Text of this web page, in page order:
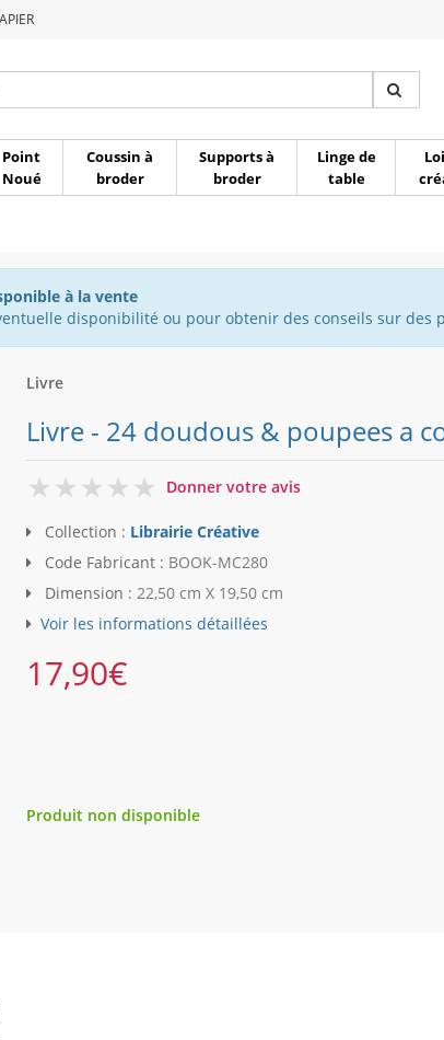
Point
Noué
Coussin à
broder
Supports à
broder
Linge de
table
à la vente
disponibilité ou pour obtenir des conseils sur des
Livre
Livre - 24 doudous & poupees a
0
Donner votre avis
Collection : Librairie Créative
Code Fabricant : BOOK-MC280
Dimension : 22,50 cm X 19,50 cm
Voir les informations détaillées
17,90€
Produit non disponible